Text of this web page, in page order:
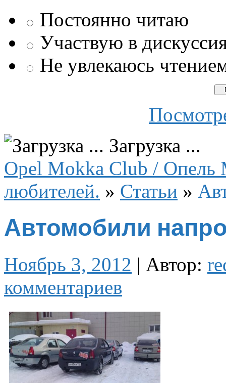
Постоянно читаю
Участвую в
Не увлекаюсь
Загрузка ...
Opel Mokka Club / Опель
любителей. » Статьи »
Автомобили
Ноябрь 3, 2012 | Автор:
комментариев